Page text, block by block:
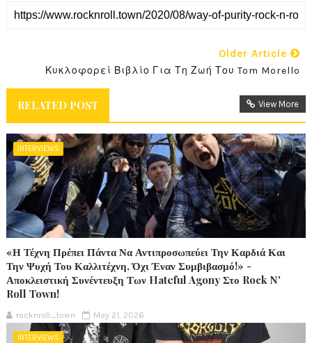
Older Article
Κυκλοφορεί Βιβλίο Για Τη Ζωή Του Tom Morello
RELATED POST View More
INTERVIEWS
«Η Τέχνη Πρέπει Πάντα Να Αντιπροσωπεύει Την Καρδιά Και
Την Ψυχή Του Καλλιτέχνη, Όχι Έναν Συμβιβασμό!» -
Αποκλειστική Συνέντευξη Των Hateful Agony Στο Rock N'
Roll Town!
rocknroll_town May 21, 2026
INTERVIEWS